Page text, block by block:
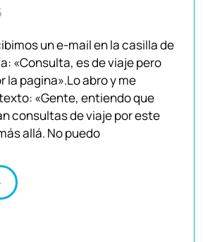
un e-mail en la casilla de
«Consulta, es de viaje pero
la pagina».Lo abro y me
«Gente, entiendo que
consultas de viaje por este
allá. No puedo